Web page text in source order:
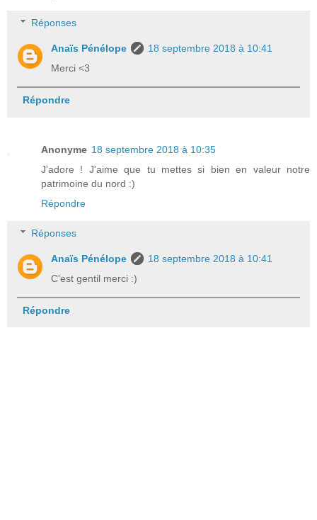
Réponses
Anaïs Pénélope
18 septembre 2018 à 10:41
Merci <3
Répondre
Anonyme 18 septembre 2018 à 10:35
J'adore ! J'aime que tu mettes si bien en valeur notre
patrimoine du nord :)
Répondre
Réponses
Anaïs Pénélope
18 septembre 2018 à 10:41
C'est gentil merci :)
Répondre